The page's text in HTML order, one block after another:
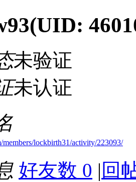
(UID:
未验证
未认证
lockbirth31/activity/223093/
好友数 0 | 回